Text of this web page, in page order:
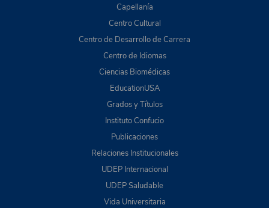
Capellanía
Centro Cultural
Centro de Desarrollo de Carrera
Centro de Idiomas
Ciencias Biomédicas
EducationUSA
Grados y Títulos
Instituto Confucio
Publicaciones
Relaciones Institucionales
UDEP Internacional
UDEP Saludable
Vida Universitaria